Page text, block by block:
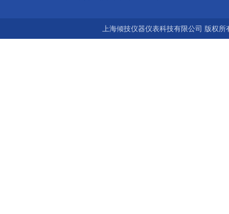
上海倾技仪器仪表科技有限公司 版权